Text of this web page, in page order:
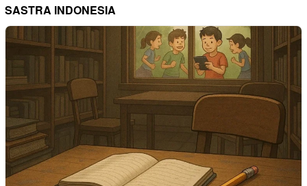
SASTRA INDONESIA